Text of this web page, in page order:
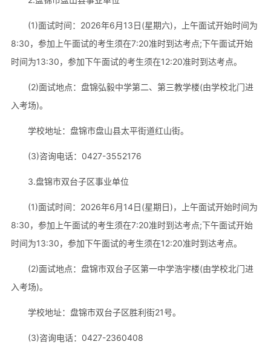
(1)面试时间：2026年6月13日(星期六)，上午面试开始时间为
8:30，参加上午面试的考生须在7:20准时到达考点;下午面试开始
时间为13:30，参加下午面试的考生须在12:20准时到达考点。
(2)面试地点：盘锦弘毅中学第二、第三教学楼(由学校北门进
入考场)。
学校地址：盘锦市盘山县太平街道红山街。
(3)咨询电话：0427-3552176
3.盘锦市双台子区事业单位
(1)面试时间：2026年6月14日(星期日)，上午面试开始时间为
8:30，参加上午面试的考生须在7:20准时到达考点;下午面试开始
时间为13:30，参加下午面试的考生须在12:20准时到达考点。
(2)面试地点：盘锦市双台子区第一中学浩宇楼(由学校北门进
入考场)。
学校地址：盘锦市双台子区胜利街21号。
(3)咨询电话：0427-2360408